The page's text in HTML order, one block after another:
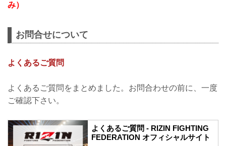
み）
お問合せについて
よくあるご質問
よくあるご質問をまとめました。お問合わせの前に、一度
ご確認下さい。
よくあるご質問 - RIZIN FIGHTING
FEDERATION オフィシャルサイト